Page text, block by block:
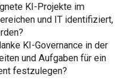
KI-Projekte im
und IT identifiziert,
KI-Governance in der
und Aufgaben für ein
festzulegen?